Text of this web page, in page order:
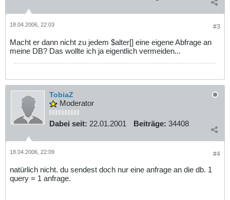
#3
18.04.2006, 22:03
Macht er dann nicht zu jedem $alter[] eine eigene Abfrage an
meine DB? Das wollte ich ja eigentlich vermeiden...
TobiaZ
Moderator
Dabei seit: 22.01.2001 Beiträge: 34408
#4
18.04.2006, 22:09
natürlich nicht. du sendest doch nur eine anfrage an die db. 1
query = 1 anfrage.